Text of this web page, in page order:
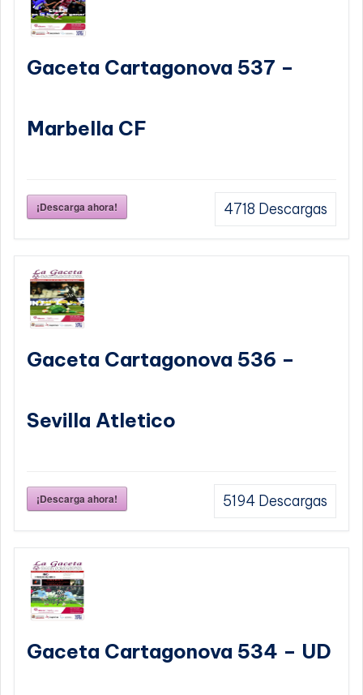
Gaceta Cartagonova 537 –
Marbella CF
¡Descarga ahora! 4718 Descargas
Gaceta Cartagonova 536 –
Sevilla Atletico
¡Descarga ahora! 5194 Descargas
Gaceta Cartagonova 534 – UD